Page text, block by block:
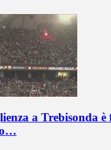
a Trebisonda è